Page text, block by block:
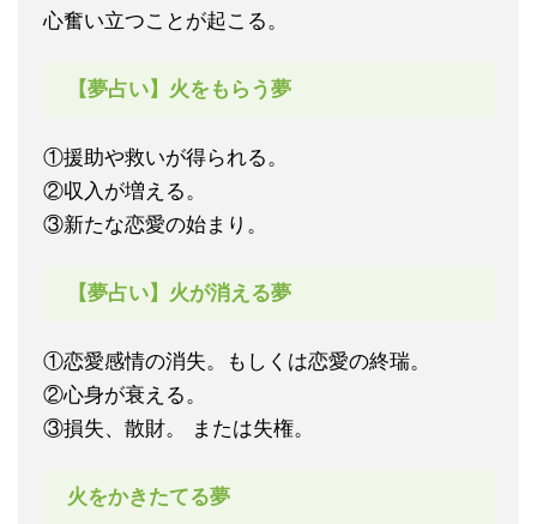
心奮い立つことが起こる。
【夢占い】火をもらう夢
①援助や救いが得られる。
②収入が増える。
③新たな恋愛の始まり。
【夢占い】火が消える夢
①恋愛感情の消失。もしくは恋愛の終瑞。
②心身が衰える。
③損失、散財。 または失権。
火をかきたてる夢